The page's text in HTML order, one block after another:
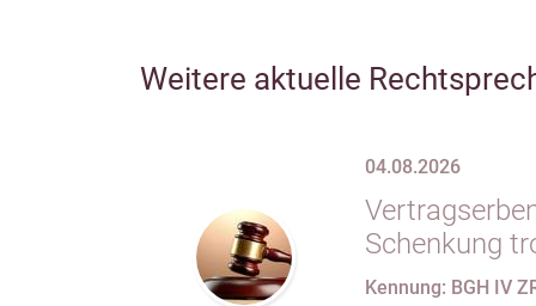
Weitere aktuelle
04.08.2026
Schenkung
Kennung: BGH IV